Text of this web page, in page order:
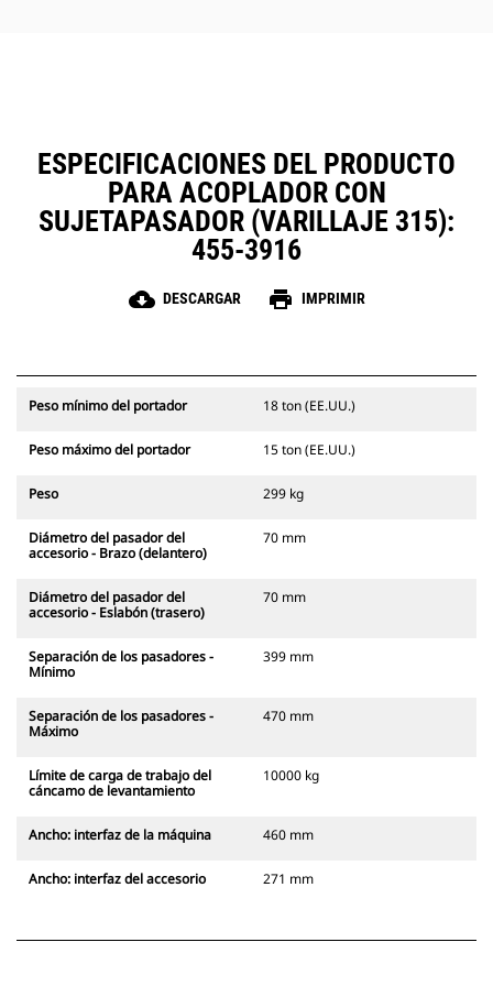
ESPECIFICACIONES DEL PRODUCTO
PARA ACOPLADOR CON
SUJETAPASADOR (VARILLAJE 315):
455-3916
cloud_download DESCARGAR print IMPRIMIR
Peso mínimo del portador 18 ton (EE.UU.)
Peso máximo del portador 15 ton (EE.UU.)
Peso 299 kg
Diámetro del pasador del
accesorio - Brazo (delantero)
70 mm
Diámetro del pasador del
accesorio - Eslabón (trasero)
70 mm
Separación de los pasadores -
Mínimo
399 mm
Separación de los pasadores -
Máximo
470 mm
Límite de carga de trabajo del
cáncamo de levantamiento
10000 kg
Ancho: interfaz de la máquina 460 mm
Ancho: interfaz del accesorio 271 mm